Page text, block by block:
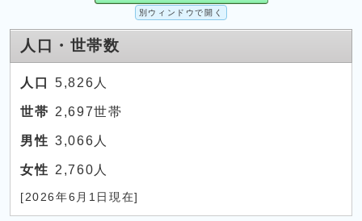
別ウィンドウで開く
人口・世帯数
人口 5,826人
世帯 2,697世帯
男性 3,066人
女性 2,760人
[2026年6月1日現在]